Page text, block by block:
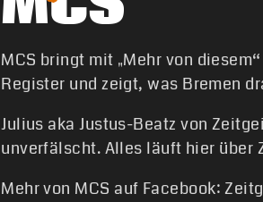
MCS bringt mit „Mehr von
Register und zeigt, was Bremen
Julius aka Justus-Beatz von
unverfälscht. Alles läuft hier über
Mehr von MCS auf Facebook: